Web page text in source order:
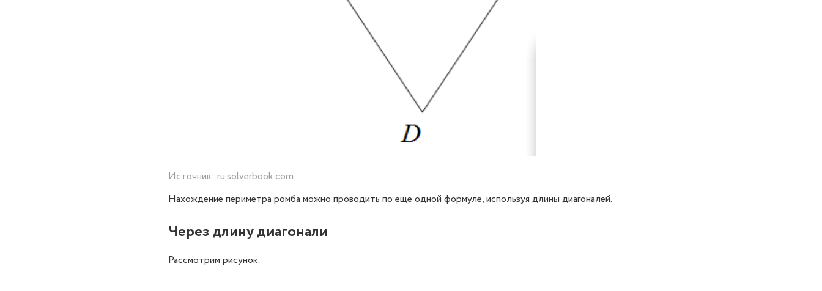
Источник: ru.solverbook.com
Нахождение периметра ромба можно проводить по еще одной формуле, используя длины диагоналей.
Через длину диагонали
Рассмотрим рисунок.